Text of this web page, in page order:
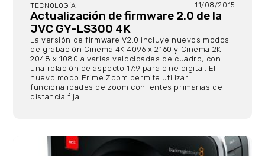
TECNOLOGÍA 11/08/2015
Actualización de firmware 2.0 de la
JVC GY-LS300 4K
La versión de firmware V2.0 incluye nuevos modos
de grabación Cinema 4K 4096 x 2160 y Cinema 2K
2048 x 1080 a varias velocidades de cuadro, con
una relación de aspecto 17:9 para cine digital. El
nuevo modo Prime Zoom permite utilizar
funcionalidades de zoom con lentes primarias de
distancia fija.